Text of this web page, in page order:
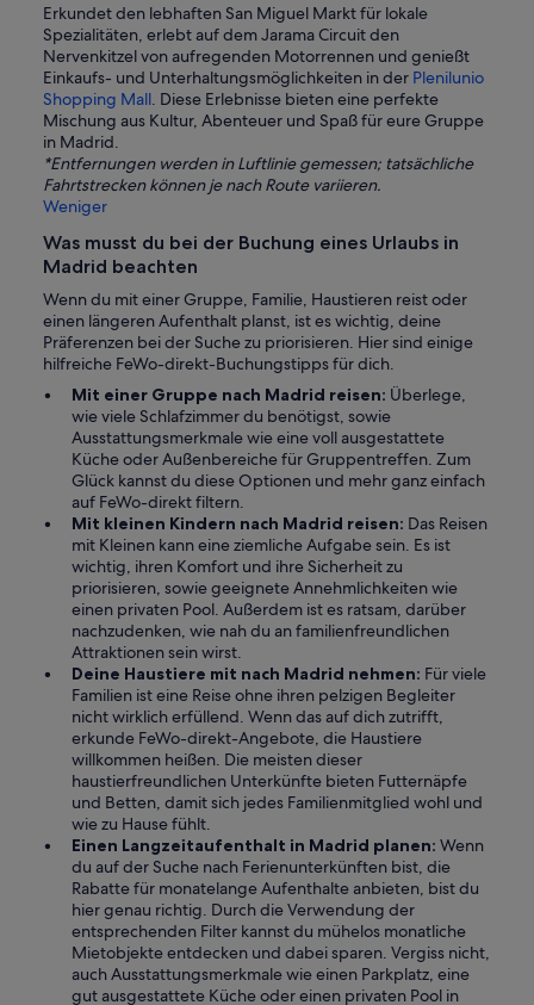
Erkundet den lebhaften San Miguel Markt für lokale
Spezialitäten, erlebt auf dem Jarama Circuit den
Nervenkitzel von aufregenden Motorrennen und genießt
Einkaufs- und Unterhaltungsmöglichkeiten in der Plenilunio
Shopping Mall. Diese Erlebnisse bieten eine perfekte
Mischung aus Kultur, Abenteuer und Spaß für eure Gruppe
in Madrid.
*Entfernungen werden in Luftlinie gemessen; tatsächliche
Fahrtstrecken können je nach Route variieren.
Weniger
Was musst du bei der Buchung eines Urlaubs in
Madrid beachten
Wenn du mit einer Gruppe, Familie, Haustieren reist oder
einen längeren Aufenthalt planst, ist es wichtig, deine
Präferenzen bei der Suche zu priorisieren. Hier sind einige
hilfreiche FeWo-direkt-Buchungstipps für dich.
Mit einer Gruppe nach Madrid reisen: Überlege,
wie viele Schlafzimmer du benötigst, sowie
Ausstattungsmerkmale wie eine voll ausgestattete
Küche oder Außenbereiche für Gruppentreffen. Zum
Glück kannst du diese Optionen und mehr ganz einfach
auf FeWo-direkt filtern.
Mit kleinen Kindern nach Madrid reisen: Das Reisen
mit Kleinen kann eine ziemliche Aufgabe sein. Es ist
wichtig, ihren Komfort und ihre Sicherheit zu
priorisieren, sowie geeignete Annehmlichkeiten wie
einen privaten Pool. Außerdem ist es ratsam, darüber
nachzudenken, wie nah du an familienfreundlichen
Attraktionen sein wirst.
Deine Haustiere mit nach Madrid nehmen: Für viele
Familien ist eine Reise ohne ihren pelzigen Begleiter
nicht wirklich erfüllend. Wenn das auf dich zutrifft,
erkunde FeWo-direkt-Angebote, die Haustiere
willkommen heißen. Die meisten dieser
haustierfreundlichen Unterkünfte bieten Futternäpfe
und Betten, damit sich jedes Familienmitglied wohl und
wie zu Hause fühlt.
Einen Langzeitaufenthalt in Madrid planen: Wenn
du auf der Suche nach Ferienunterkünften bist, die
Rabatte für monatelange Aufenthalte anbieten, bist du
hier genau richtig. Durch die Verwendung der
entsprechenden Filter kannst du mühelos monatliche
Mietobjekte entdecken und dabei sparen. Vergiss nicht,
auch Ausstattungsmerkmale wie einen Parkplatz, eine
gut ausgestattete Küche oder einen privaten Pool in